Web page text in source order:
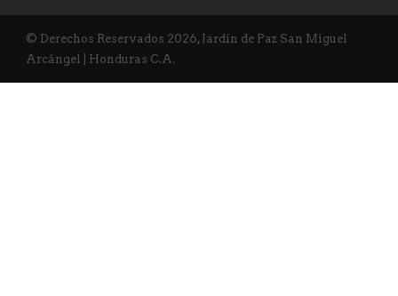
© Derechos Reservados 2026, Jardín de Paz San Miguel
Arcángel | Honduras C.A.